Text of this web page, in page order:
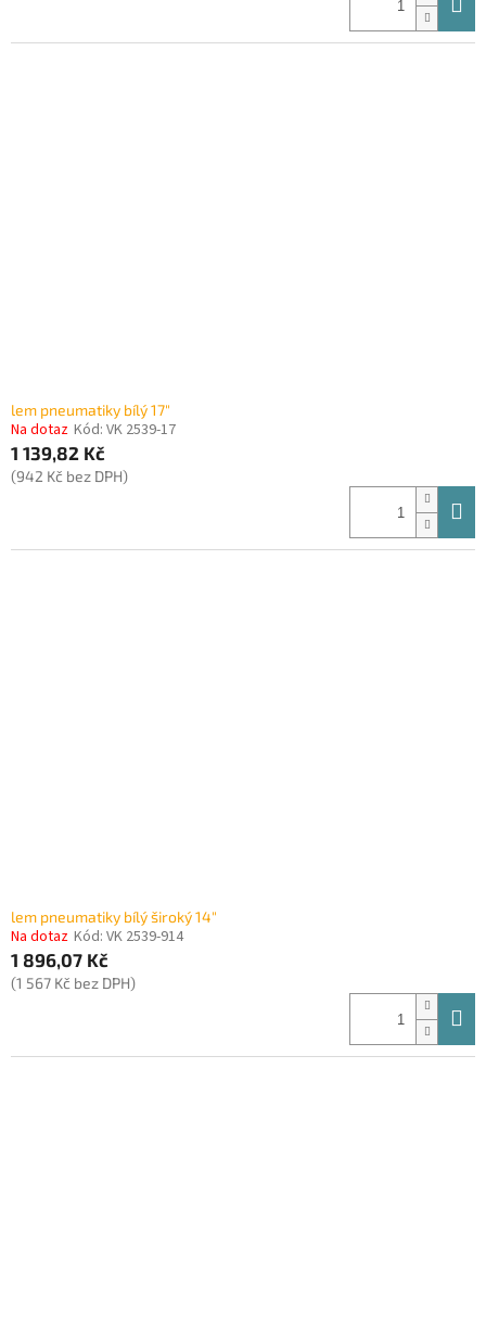
lem pneumatiky bílý 17"
Na dotaz Kód: VK 2539-17
1 139,82 Kč
(942 Kč bez DPH)
lem pneumatiky bílý široký 14"
Na dotaz Kód: VK 2539-914
1 896,07 Kč
(1 567 Kč bez DPH)